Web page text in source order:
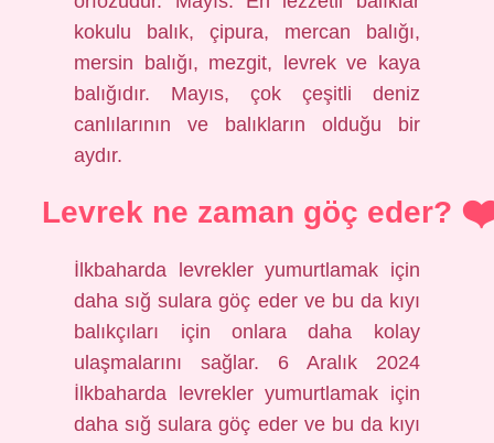
kokulu balık, çipura, mercan balığı,
mersin balığı, mezgit, levrek ve kaya
balığıdır. Mayıs, çok çeşitli deniz
canlılarının ve balıkların olduğu bir
aydır.
Levrek ne zaman göç eder?
İlkbaharda levrekler yumurtlamak için
daha sığ sulara göç eder ve bu da kıyı
balıkçıları için onlara daha kolay
ulaşmalarını sağlar. 6 Aralık 2024
İlkbaharda levrekler yumurtlamak için
daha sığ sulara göç eder ve bu da kıyı